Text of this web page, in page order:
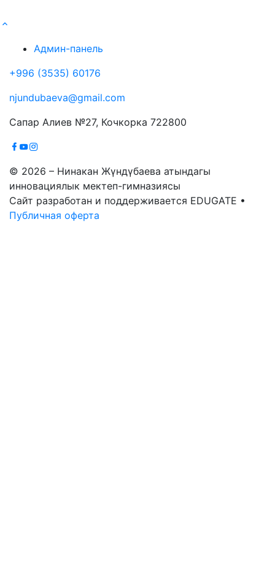
Админ-панель
+996 (3535) 60176
njundubaeva@gmail.com
Сапар Алиев №27, Кочкорка 722800
© 2026 – Нинакан Жүндүбаева атындагы
инновациялык мектеп-гимназиясы
Сайт разработан и поддерживается EDUGATE •
Публичная оферта